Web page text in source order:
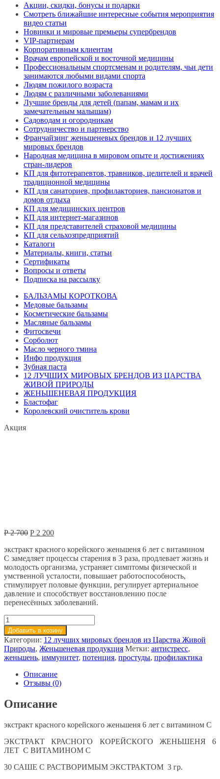
Акции, скидки, бонусы и подарки
Смотреть ближайшие интересные события мероприятия
видео статьи
Новинки и мировые премьеры супербрендов
VIP-партнерам
Корпоративным клиентам
Врачам европейской и восточной медицины
Профессиональным спортсменам и родителям, чьи дети
занимаются любыми видами спорта
Людям пожилого возраста
Людям с различными заболеваниями
Лучшие бренды для детей (папам, мамам и их
замечательным малышам)
Садоводам и огородникам
Сотрудничество и партнерство
Франчайзинг женьшеневых брендов и 12 лучших
мировых брендов
Народная медицина в мировом опыте и достижениях
стран-лидеров
КП для фитотерапевтов, травников, целителей и врачей
традиционной медицины
КП для санаториев, профилакториев, пансионатов и
домов отдыха
КП для медицинских центров
КП для интернет-магазинов
КП для представителей страховой медицины
КП для сельхозпредприятий
Каталоги
Материалы, книги, статьи
Сертификаты
Вопросы и ответы
Подписка на рассылку
БАЛЬЗАМЫ КОРОТКОВА
Медовые бальзамы
Косметические бальзамы
Масляные бальзамы
Фитосвечи
Сорболют
Масло черного тмина
Инфо продукция
Зубная паста
12 ЛУЧШИХ МИРОВЫХ БРЕНДОВ ИЗ ЦАРСТВА
ЖИВОЙ ПРИРОДЫ
ЖЕНЬШЕНЕВАЯ ПРОДУКЦИЯ
Бластофаг
Королевский очиститель крови
Акция
Р 2 700 Первоначальная
составляла
Р
2 700.
Р 2 200Текущая
Р
2 200.
экстракт красного корейского женьшеня 6 лет с витамином
С замедляет процессы старения в 3 раза, продлевает жизнь и
молодость организма, устраняет симптомы физической и
умственной усталости, повышает работоспособность,
стимулирует половые функции, регулирует артериальное
давление и способствует восстановлению после
перенесённых заболеваний.
Добавить в козину
Категории: 12 лучших мировых брендов из Царства Живой
Природы, Женьшеневая продукция Метки: антистресс,
женьшень, иммунитет, потенция, простуды, профилактика
Описание
Отзывы (0)
Описание
экстракт красного корейского женьшеня 6 лет с витамином С
ЭКСТРАКТ КРАСНОГО КОРЕЙСКОГО ЖЕНЬШЕНЯ 6
ЛЕТ С ВИТАМИНОМ С
30 САШЕ С РАСТВОРИМЫМ ЭКСТРАКТОМ 3 гр.